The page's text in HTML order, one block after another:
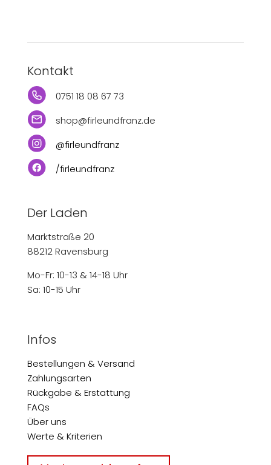
Kontakt
0751 18 08 67 73
shop@firleundfranz.de
@firleundfranz
/firleundfranz
Der Laden
Marktstraße 20
88212 Ravensburg
Mo-Fr: 10-13 & 14-18 Uhr
Sa: 10-15 Uhr
Infos
Bestellungen & Versand
Zahlungsarten
Rückgabe & Erstattung
FAQs
Über uns
Werte & Kriterien